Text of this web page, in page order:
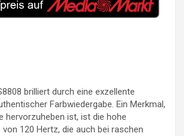
brilliert durch eine exzellente
Farbwiedergabe. Ein Merkmal,
hervorzuheben ist, ist die hohe
120 Hertz, die auch bei raschen